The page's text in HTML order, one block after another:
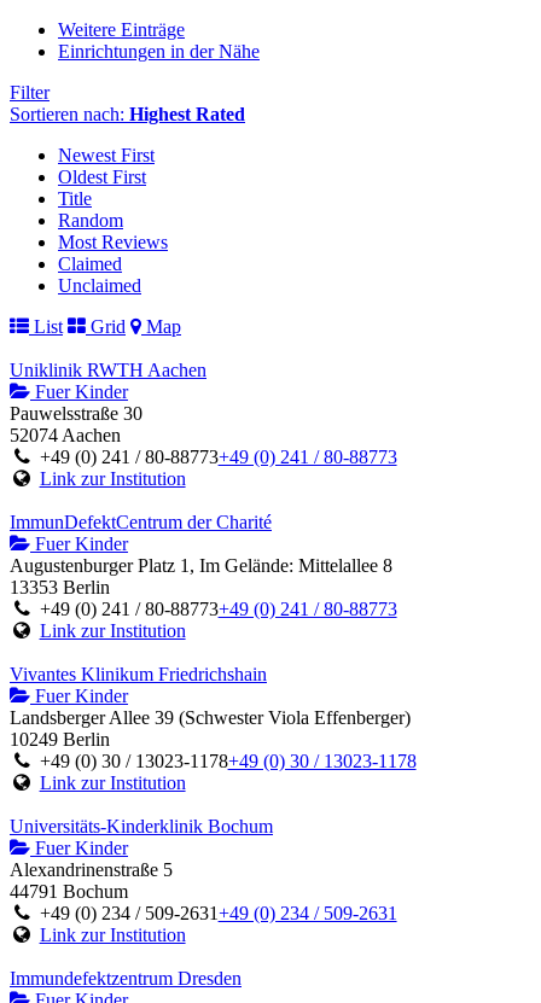
Weitere Einträge
Einrichtungen in der Nähe
Filter
Sortieren nach: Highest Rated
Newest First
Oldest First
Title
Random
Most Reviews
Claimed
Unclaimed
List
Grid Map
Uniklinik RWTH Aachen
Fuer Kinder
Pauwelsstraße 30
52074 Aachen
+49 (0) 241 / 80-88773+49 (0) 241 / 80-88773
Link zur Institution
ImmunDefektCentrum der Charité
Fuer Kinder
Augustenburger Platz 1, Im Gelände: Mittelallee 8
13353 Berlin
+49 (0) 241 / 80-88773+49 (0) 241 / 80-88773
Link zur Institution
Vivantes Klinikum Friedrichshain
Fuer Kinder
Landsberger Allee 39 (Schwester Viola Effenberger)
10249 Berlin
+49 (0) 30 / 13023-1178+49 (0) 30 / 13023-1178
Link zur Institution
Universitäts-Kinderklinik Bochum
Fuer Kinder
Alexandrinenstraße 5
44791 Bochum
+49 (0) 234 / 509-2631+49 (0) 234 / 509-2631
Link zur Institution
Immundefektzentrum Dresden